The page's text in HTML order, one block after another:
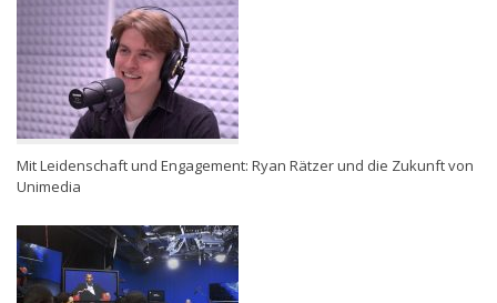
Mit Leidenschaft und Engagement: Ryan Rätzer und die Zukunft von
Unimedia